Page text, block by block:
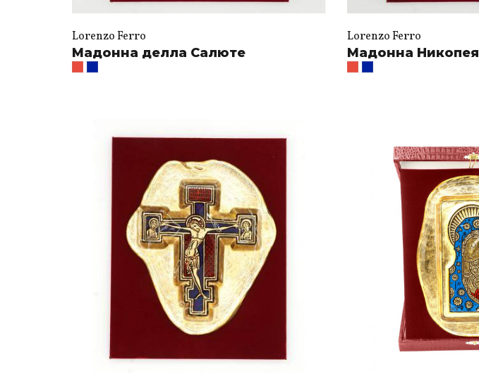
Lorenzo Ferro
Мадонна делла Салюте
Lorenzo Ferro
Мадонна Никопея